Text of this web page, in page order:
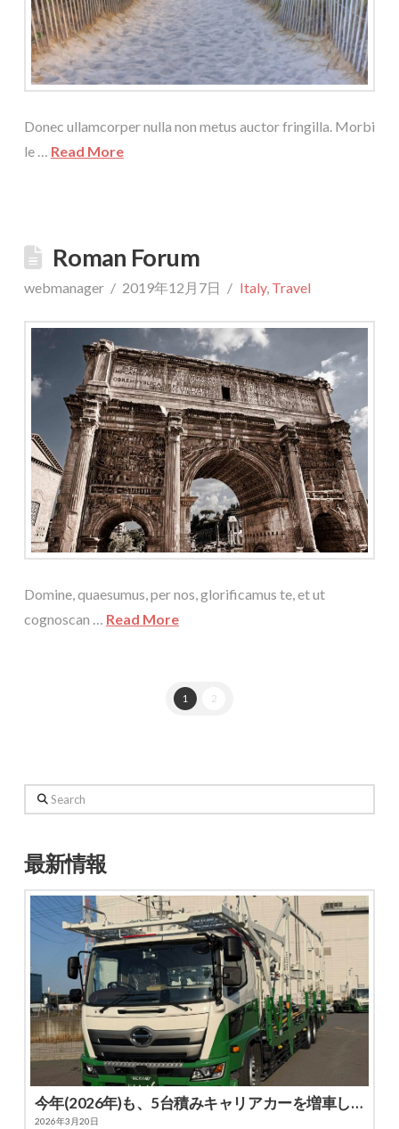
Donec ullamcorper nulla non metus auctor fringilla. Morbi
le … Read More
Roman Forum
webmanager 2019年12月7日 Italy, Travel
Domine, quaesumus, per nos, glorificamus te, et ut
cognoscan … Read More
1 2
Search
最新情報
今年(2026年)も、5台積みキャリアカーを増車しました
2026年3月20日